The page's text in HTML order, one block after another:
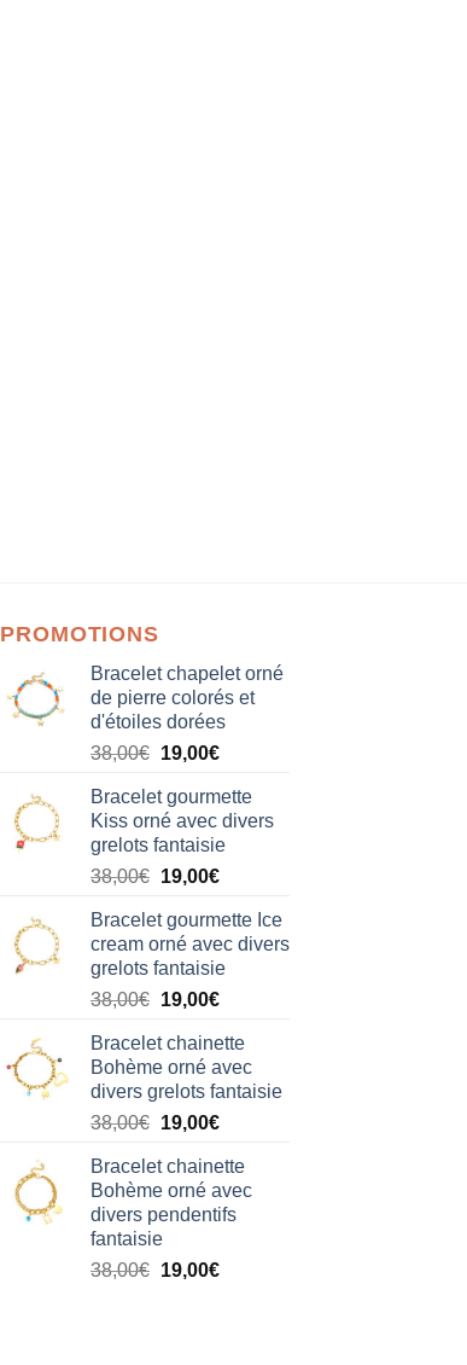
PROMOTIONS
Bracelet chapelet orné
de pierre colorés et
d'étoiles dorées
38,00€ Le
initial
était :
38,00€.
19,00€Le
actuel
est :
19,00€.
Bracelet gourmette
Kiss orné avec divers
grelots fantaisie
38,00€ Le
initial
était :
38,00€.
19,00€Le
actuel
est :
19,00€.
Bracelet gourmette Ice
cream orné avec divers
grelots fantaisie
38,00€ Le
initial
était :
38,00€.
19,00€Le
actuel
est :
19,00€.
Bracelet chainette
Bohème orné avec
divers grelots fantaisie
38,00€ Le
initial
était :
38,00€.
19,00€Le
actuel
est :
19,00€.
Bracelet chainette
Bohème orné avec
divers pendentifs
fantaisie
38,00€ Le
19,00€Le